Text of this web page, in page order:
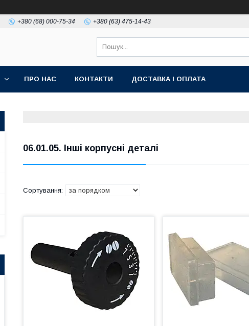
+380 (68) 000-75-34 +380 (63) 475-14-43
ПРО НАС КОНТАКТИ ДОСТАВКА І ОПЛАТА
06.01.05. Інші корпусні деталі